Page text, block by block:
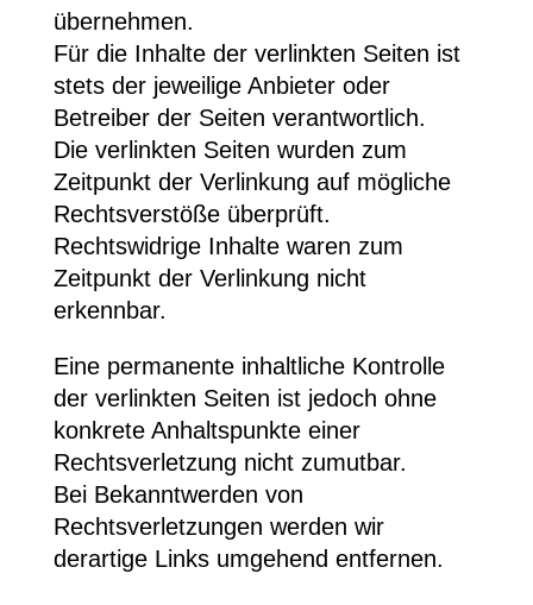
übernehmen.
Für die Inhalte der verlinkten Seiten ist
stets der jeweilige Anbieter oder
Betreiber der Seiten verantwortlich.
Die verlinkten Seiten wurden zum
Zeitpunkt der Verlinkung auf mögliche
Rechtsverstöße überprüft.
Rechtswidrige Inhalte waren zum
Zeitpunkt der Verlinkung nicht
erkennbar.
Eine permanente inhaltliche Kontrolle
der verlinkten Seiten ist jedoch ohne
konkrete Anhaltspunkte einer
Rechtsverletzung nicht zumutbar.
Bei Bekanntwerden von
Rechtsverletzungen werden wir
derartige Links umgehend entfernen.